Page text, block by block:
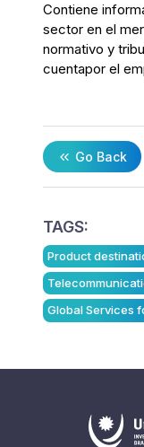
Contiene
sector en el
normativo y
cuentapor el
Go Back
TAGS:
Product
Global Services